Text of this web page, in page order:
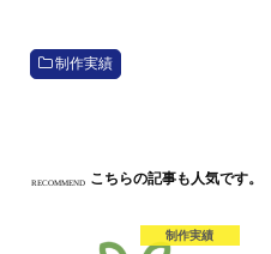
制作実績
RECOMMEND こちらの記事も人気です。
制作実績